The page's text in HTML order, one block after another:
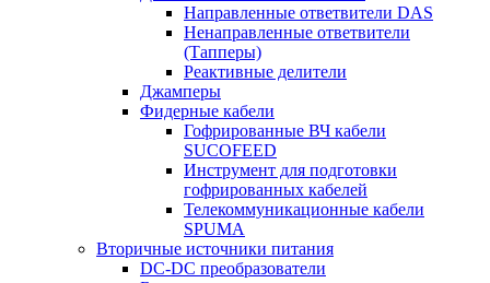
Направленные ответвители DAS
Ненаправленные ответвители
(Тапперы)
Реактивные делители
Джамперы
Фидерные кабели
Гофрированные ВЧ кабели
SUCOFEED
Инструмент для подготовки
гофрированных кабелей
Телекоммуникационные кабели
SPUMA
Вторичные источники питания
DC-DC преобразователи